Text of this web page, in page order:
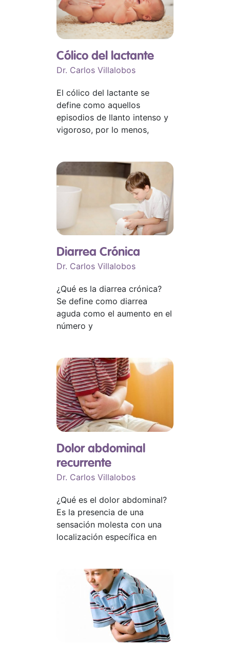
Cólico del lactante
Dr. Carlos Villalobos
El cólico del lactante se
define como aquellos
episodios de llanto intenso y
vigoroso, por lo menos,
Diarrea Crónica
Dr. Carlos Villalobos
¿Qué es la diarrea crónica?
Se define como diarrea
aguda como el aumento en el
número y
Dolor abdominal
recurrente
Dr. Carlos Villalobos
¿Qué es el dolor abdominal?
Es la presencia de una
sensación molesta con una
localización específica en